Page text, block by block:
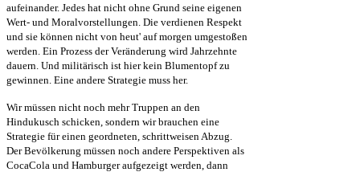
aufeinander. Jedes hat nicht ohne Grund seine eigenen
Wert- und Moralvorstellungen. Die verdienen Respekt
und sie können nicht von heut' auf morgen umgestoßen
werden. Ein Prozess der Veränderung wird Jahrzehnte
dauern. Und militärisch ist hier kein Blumentopf zu
gewinnen. Eine andere Strategie muss her.
Wir müssen nicht noch mehr Truppen an den
Hindukusch schicken, sondern wir brauchen eine
Strategie für einen geordneten, schrittweisen Abzug.
Der Bevölkerung müssen noch andere Perspektiven als
CocaCola und Hamburger aufgezeigt werden, dann